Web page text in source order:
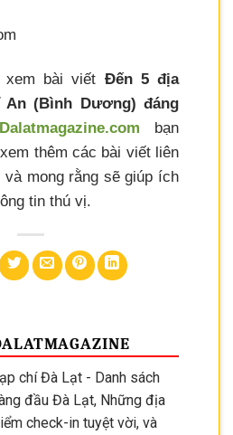
xem bài viết Đến 5 địa
(Bình Dương) đáng
Dalatmagazine.com
bạn
thêm các bài viết liên
mong rằng sẽ giúp ích
tin thú vị.
chí Đà Lạt - Danh sách
đầu Đà Lạt, Những địa
check-in tuyệt vời, và